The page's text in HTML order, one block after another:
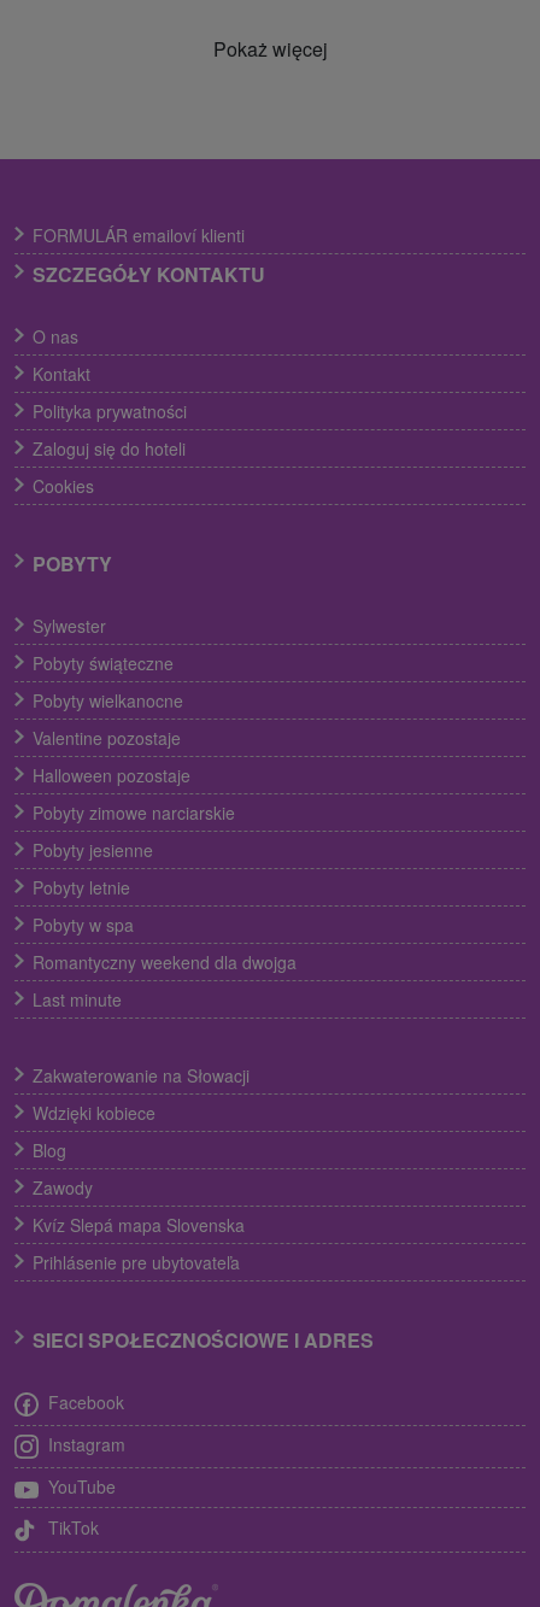
Pokaż więcej
FORMULÁR emailoví klienti
SZCZEGÓŁY KONTAKTU
O nas
Kontakt
Polityka prywatności
Zaloguj się do hoteli
Cookies
POBYTY
Sylwester
Pobyty świąteczne
Pobyty wielkanocne
Valentine pozostaje
Halloween pozostaje
Pobyty zimowe narciarskie
Pobyty jesienne
Pobyty letnie
Pobyty w spa
Romantyczny weekend dla dwojga
Last minute
Zakwaterowanie na Słowacji
Wdzięki kobiece
Blog
Zawody
Kvíz Slepá mapa Slovenska
Prihlásenie pre ubytovateľa
SIECI SPOŁECZNOŚCIOWE I ADRES
Facebook
Instagram
YouTube
TikTok